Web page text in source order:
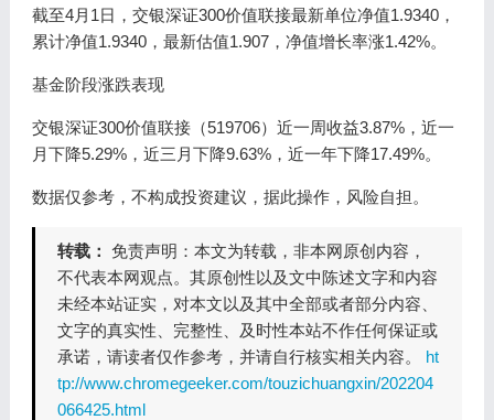
截至4月1日，交银深证300价值联接最新单位净值1.9340，
累计净值1.9340，最新估值1.907，净值增长率涨1.42%。
基金阶段涨跌表现
交银深证300价值联接（519706）近一周收益3.87%，近一
月下降5.29%，近三月下降9.63%，近一年下降17.49%。
数据仅参考，不构成投资建议，据此操作，风险自担。
转载： 免责声明：本文为转载，非本网原创内容，
不代表本网观点。其原创性以及文中陈述文字和内容
未经本站证实，对本文以及其中全部或者部分内容、
文字的真实性、完整性、及时性本站不作任何保证或
承诺，请读者仅作参考，并请自行核实相关内容。 ht
tp://www.chromegeeker.com/touzichuangxin/202204
066425.html